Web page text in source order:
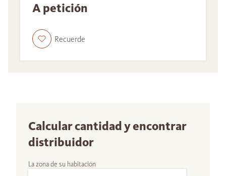
A petición
Recuerde
Calcular cantidad y encontrar
distribuidor
La zona de su habitación